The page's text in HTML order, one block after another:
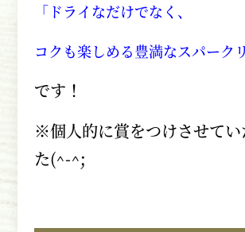
「ドライなだけでなく、
コクも楽しめる豊満なスパーク
です！
※個人的に賞をつけさせてい
た(^-^;